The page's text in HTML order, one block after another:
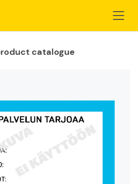
catalogue